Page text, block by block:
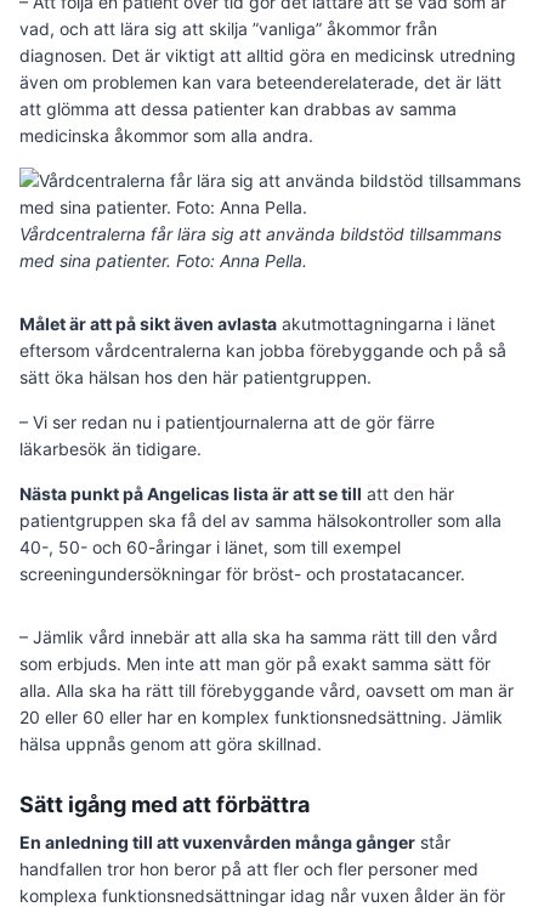
vad, och att lära sig att skilja ”vanliga” åkommor från
diagnosen. Det är viktigt att alltid göra en medicinsk utredning
även om problemen kan vara beteenderelaterade, det är lätt
att glömma att dessa patienter kan drabbas av samma
medicinska åkommor som alla andra.
Vårdcentralerna får lära sig att använda bildstöd tillsammans
med sina patienter. Foto: Anna Pella.
Målet är att på sikt även avlasta akutmottagningarna i länet
eftersom vårdcentralerna kan jobba förebyggande och på så
sätt öka hälsan hos den här patientgruppen.
– Vi ser redan nu i patientjournalerna att de gör färre
läkarbesök än tidigare.
Nästa punkt på Angelicas lista är att se till att den här
patientgruppen ska få del av samma hälsokontroller som alla
40-, 50- och 60-åringar i länet, som till exempel
screeningundersökningar för bröst- och prostatacancer.
– Jämlik vård innebär att alla ska ha samma rätt till den vård
som erbjuds. Men inte att man gör på exakt samma sätt för
alla. Alla ska ha rätt till förebyggande vård, oavsett om man är
20 eller 60 eller har en komplex funktionsnedsättning. Jämlik
hälsa uppnås genom att göra skillnad.
Sätt igång med att förbättra
En anledning till att vuxenvården många gånger står
handfallen tror hon beror på att fler och fler personer med
komplexa funktionsnedsättningar idag når vuxen ålder än för